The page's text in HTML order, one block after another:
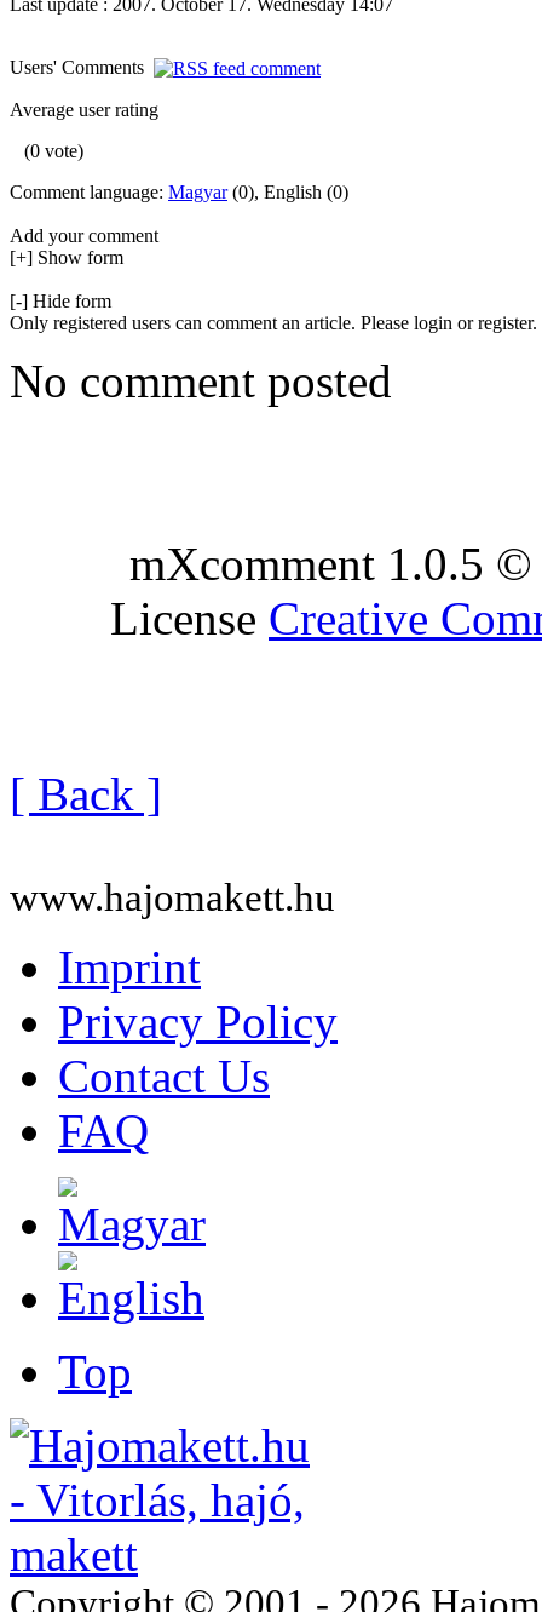
Users' Comments
Average user rating
(0 vote)
Comment language: Magyar(0), English (0)
Add your comment
[+] Show form
[-] Hide form
Only registered users can comment an article. Please login or register.
No comment posted
mXcomment 1.0.5
License Creative
[ Back ]
www.hajomakett.hu
Imprint
Privacy Policy
Contact Us
FAQ
Top